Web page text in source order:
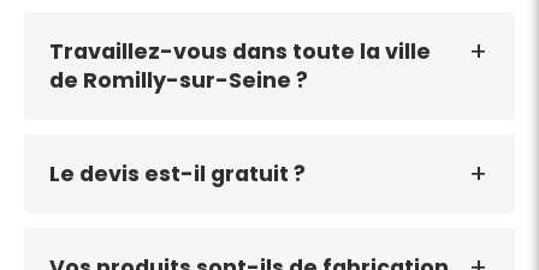
Travaillez-vous dans toute la ville
de Romilly-sur-Seine ?
Le devis est-il gratuit ?